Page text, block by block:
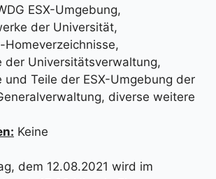
ESX-Umgebung,
der Universität,
der Universitätsverwaltung,
und Teile der ESX-Umgebung der
diverse weitere
Keine
dem 12.08.2021 wird im